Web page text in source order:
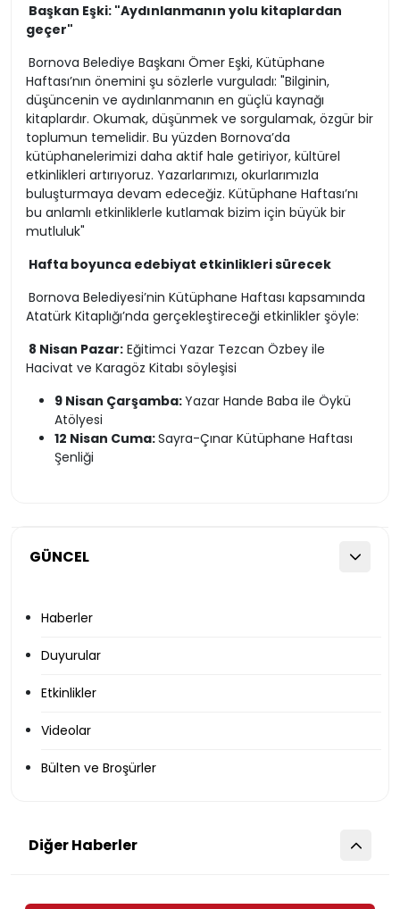
GÜNCEL
Haberler
Duyurular
Etkinlikler
Videolar
Bülten ve Broşürler
Başkan Eşki: "Aydınlanmanın yolu kitaplardan
geçer"
Bornova Belediye Başkanı Ömer Eşki, Kütüphane
Haftası’nın önemini şu sözlerle vurguladı: "Bilginin,
düşüncenin ve aydınlanmanın en güçlü kaynağı
kitaplardır. Okumak, düşünmek ve sorgulamak, özgür bir
toplumun temelidir. Bu yüzden Bornova’da
kütüphanelerimizi daha aktif hale getiriyor, kültürel
etkinlikleri artırıyoruz. Yazarlarımızı, okurlarımızla
buluşturmaya devam edeceğiz. Kütüphane Haftası’nı
bu anlamlı etkinliklerle kutlamak bizim için büyük bir
mutluluk"
Hafta boyunca edebiyat etkinlikleri sürecek
Bornova Belediyesi’nin Kütüphane Haftası kapsamında
Atatürk Kitaplığı’nda gerçekleştireceği etkinlikler şöyle:
8 Nisan Pazar: Eğitimci Yazar Tezcan Özbey ile
Hacivat ve Karagöz Kitabı söyleşisi
9 Nisan Çarşamba:Yazar Hande Baba ile Öykü
Atölyesi
12 Nisan Cuma:Sayra-Çınar Kütüphane Haftası
Şenliği
Diğer Haberler